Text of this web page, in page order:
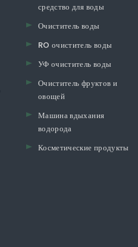
средство для воды
Очиститель воды
RO очиститель воды
УФ очиститель воды
Очиститель фруктов и
овощей
Машина вдыхания
водорода
Косметические продукты